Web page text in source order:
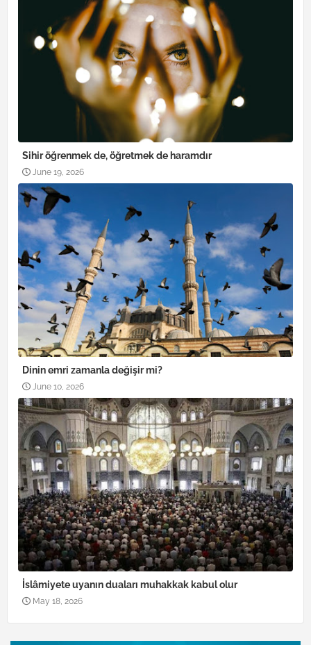
Sihir öğrenmek de, öğretmek de haramdır
June 19, 2026
Dinin emri zamanla değişir mi?
June 10, 2026
İslâmiyete uyanın duaları muhakkak kabul olur
May 18, 2026